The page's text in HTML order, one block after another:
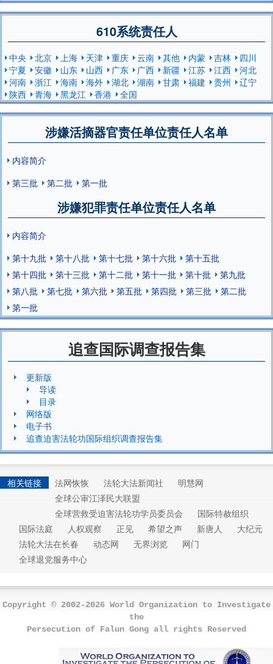
610系统责任人
中央 北京 上海 天津 重庆 云南 其他 内蒙 吉林
四川
宁夏
安徽 山东 山西 广东 广西 新疆 江苏 江西
河北
河南
浙江 海南 海外 湖北 湖南 甘肃 福建 贵州
辽宁
陕西
青海 黑龙江 香港 全国
涉嫌活摘器官责任单位责任人名单
内容简介
第三批
第二批 第一批
涉嫌犯罪责任单位责任人名单
内容简介
第十九批
第十八批 第十七批 第十六批
第十五批
第十四批
第十三批 第十二批 第十一批 第十批
第九批
第八批
第七批 第六批 第五批 第四批 第三批
第二批
第一批
追查国际调查报告集
更新版
导读
目录
网络版
电子书
追查迫害法轮功国际组织调查报告集
相关链接 法网恢恢 法轮大法新闻社
明慧网
全球公审江泽民大联盟
全球营救受迫害法轮功学员委员会
国际特赦组织
国际法庭
人权观察 正见 希望之声 新唐人
大纪元
法轮大法在长春
动态网 无界浏览
网门
全球退党服务中心
Copyright © 2002-2026 World Organization to Investigate
the
Persecution of Falun Gong all rights Reserved